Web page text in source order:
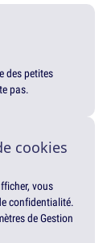
des petites
pas.
cookies
vous
confidentialité.
de Gestion